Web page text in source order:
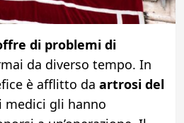
di problemi di
da diverso tempo. In
è afflitto da artrosi del
medici gli hanno